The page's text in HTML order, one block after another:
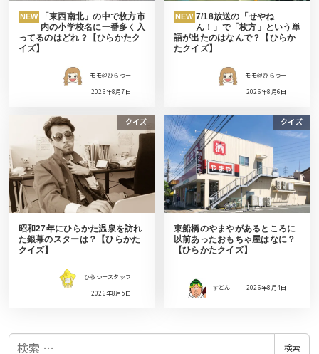
NEW
「東西南北」の中で枚方市
内の小学校名に一番多く入
ってるのはどれ？【ひらかたク
イズ】
モモ＠ひらつー
2026年8月7日
NEW 7/18放送の「せやね
ん！」で「枚方」という単
語が出たのはなんで？【ひらか
たクイズ】
モモ＠ひらつー
2026年8月6日
クイズ
昭和27年にひらかた温泉を訪れ
た銀幕のスターは？【ひらかた
クイズ】
ひらつースタッフ
2026年8月5日
クイズ
東船橋のやまやがあるところに
以前あったおもちゃ屋はなに？
【ひらかたクイズ】
すどん 2026年8月4日
検
検索